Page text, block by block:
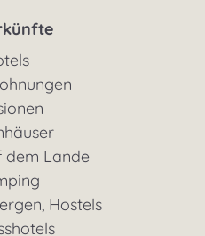
dem Lande
Hostels